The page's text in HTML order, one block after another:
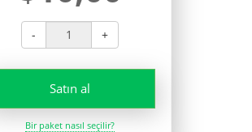
- +
Satın al
Bir paket nasıl seçilir?